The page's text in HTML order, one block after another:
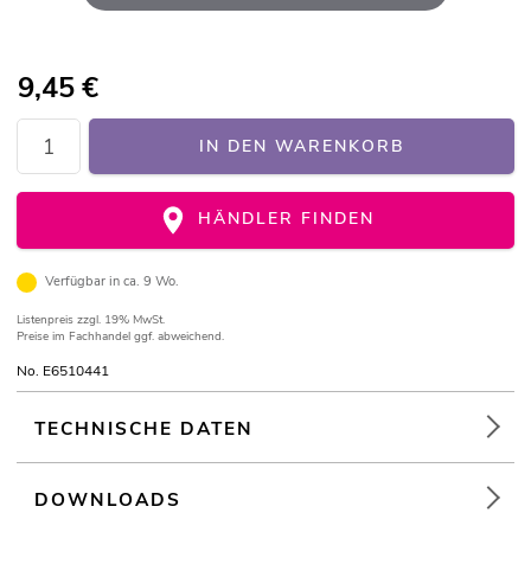
9,45€
IN DEN WARENKORB
HÄNDLER FINDEN
Verfügbar in ca. 9 Wo.
Listenpreis zzgl. 19% MwSt.
Preise im Fachhandel ggf. abweichend.
No. E6510441
TECHNISCHE DATEN
DOWNLOADS